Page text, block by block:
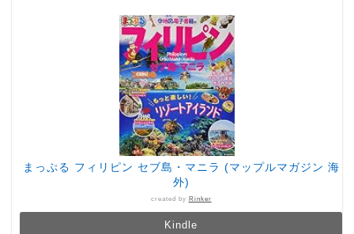
まっぷる フィリピン セブ島・マニラ (マップルマガジン 海
外)
created by Rinker
Kindle